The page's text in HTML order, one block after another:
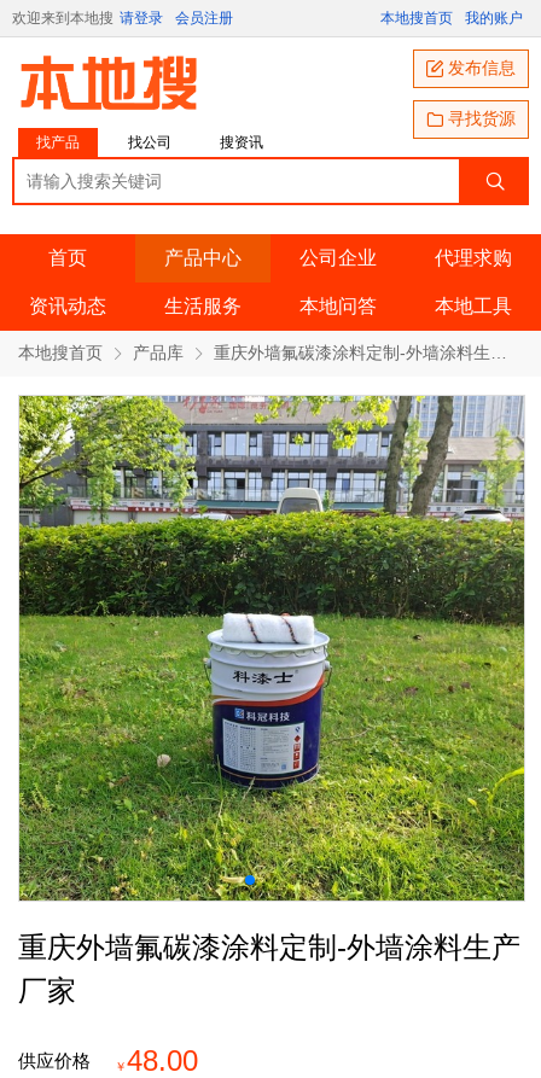
欢迎来到本地搜 请登录 会员注册 本地搜首页 我的账户
找产品 找公司 搜资讯
发布信息
寻找货源
首页 产品中心 公司企业 代理求购
资讯动态 生活服务 本地问答 本地工具
本地搜首页 产品库
重庆外墙氟碳漆涂料定制-外墙涂料生产
厂家
供应价格 ￥48.00